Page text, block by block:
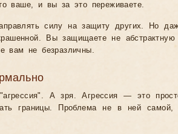
ваше, и вы за это переживаете.
силу на защиту других. Но
Вы защищаете не абстрактную
вам не безразличны.
А зря. Агрессия — это
границы. Проблема не в ней